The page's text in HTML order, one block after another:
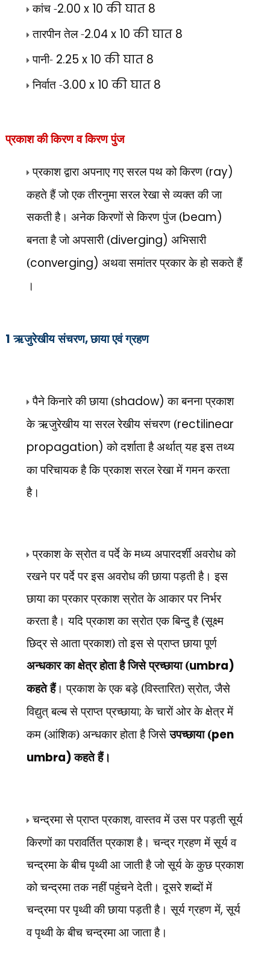
कांच -2.00 x 10 की घात 8
तारपीन तेल -2.04 x 10 की घात 8
पानी- 2.25 x 10 की घात 8
निर्वात -3.00 x 10 की घात 8
प्रकाश की किरण व किरण पुंज
प्रकाश द्वारा अपनाए गए सरल पथ को किरण (ray)
कहते हैं जो एक तीरनुमा सरल रेखा से व्यक्त की जा
सकती है। अनेक किरणों से किरण पुंज (beam)
बनता है जो अपसारी (diverging) अभिसारी
(converging) अथवा समांतर प्रकार के हो सकते हैं
।
1 ऋजुरेखीय संचरण,छाया एवं ग्रहण
पैने किनारे की छाया (shadow)का बनना प्रकाश
के ऋजुरेखीय या सरल रेखीय संचरण (rectilinear
propagation)को दर्शाता है अर्थात् यह इस तथ्य
का परिचायक है कि प्रकाश सरल रेखा में गमन करता
है।
प्रकाश के स्रोत व पर्दे के मध्य अपारदर्शी अवरोध को
रखने पर पर्दे पर इस अवरोध की छाया पड़ती है। इस
छाया का प्रकार प्रकाश स्रोत के आकार पर निर्भर
करता है। यदि प्रकाश का स्रोत एक बिन्दु है (सूक्ष्म
छिद्र से आता प्रकाश) तो इस से प्राप्त छाया पूर्ण
अन्धकार का क्षेत्र होता है जिसे प्रच्छाया (umbra)
कहते हैं। प्रकाश के एक बड़े (विस्तारित) स्रोत,जैसे
विद्युत् बल्ब से प्राप्त प्रच्छाया;के चारों ओर के क्षेत्र में
कम (आंशिक) अन्धकार होता है जिसेउपच्छाया (pen
umbra)कहते हैं।
चन्द्रमा से प्राप्त प्रकाश,वास्तव में उस पर पड़ती सूर्य
किरणों का परावर्तित प्रकाश है। चन्द्र ग्रहण में सूर्य व
चन्द्रमा के बीच पृथ्वी आ जाती है जो सूर्य के कुछ प्रकाश
को चन्द्रमा तक नहीं पहुंचने देती। दूसरे शब्दों में
चन्द्रमा पर पृथ्वी की छाया पड़ती है। सूर्य ग्रहण में,सूर्य
व पृथ्वी के बीच चन्द्रमा आ जाता है।